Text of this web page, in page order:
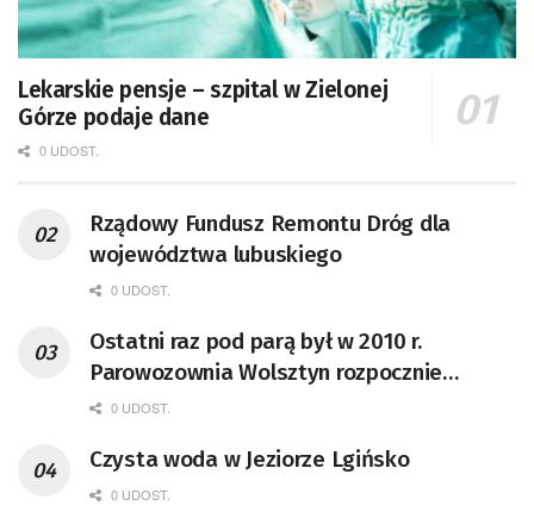
Lekarskie pensje – szpital w Zielonej
Górze podaje dane
0 UDOST.
Rządowy Fundusz Remontu Dróg dla
województwa lubuskiego
0 UDOST.
Ostatni raz pod parą był w 2010 r.
Parowozownia Wolsztyn rozpocznie
remont unikatowego Tr5-65
0 UDOST.
Czysta woda w Jeziorze Lgińsko
0 UDOST.